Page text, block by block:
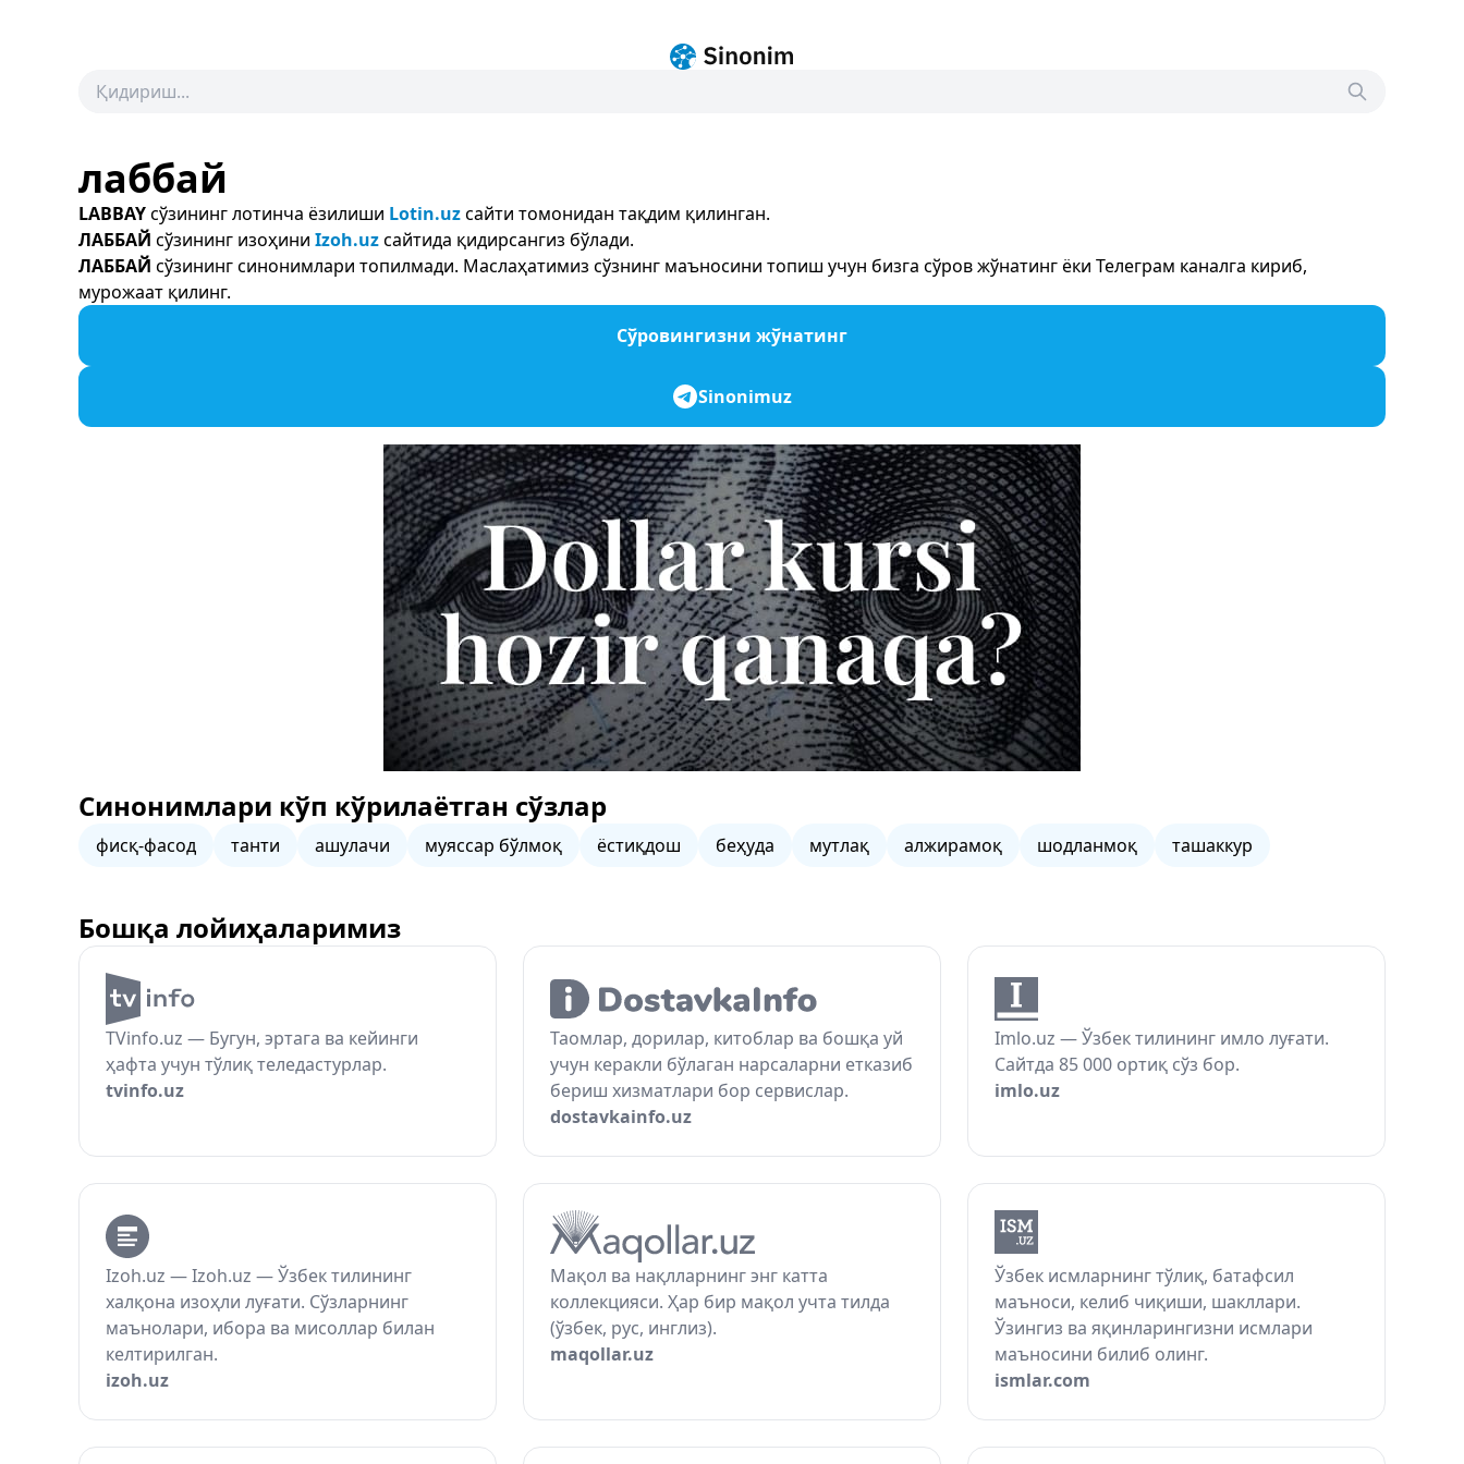
лаббай
LABBAYсўзининг лотинча ёзилиши Lotin.uzсайти томонидан тақдим қилинган.
ЛАББАЙ сўзининг изоҳини Izoh.uzсайтида қидирсангиз бўлади.
ЛАББАЙ сўзининг синонимлари топилмади. Маслаҳатимиз сўзнинг маъносини топиш учун бизга сўров жўнатинг ёки Телеграм каналга кириб,
мурожаат қилинг.
Сўровингизни жўнатинг
Sinonimuz
Синонимлари кўп кўрилаётган сўзлар
фисқ-фасод танти ашулачи муяссар бўлмоқ ёстиқдош беҳуда мутлақ алжирамоқ шодланмоқ ташаккур
Бошқа лойиҳаларимиз
TVinfo.uz — Бугун, эртага ва кейинги
ҳафта учун тўлиқ теледастурлар.
tvinfo.uz
Таомлар, дорилар, китоблар ва бошқа уй
учун керакли бўлаган нарсаларни етказиб
бериш хизматлари бор сервислар.
dostavkainfo.uz
Imlo.uz — Ўзбек тилининг имло луғати.
Сайтда 85 000 ортиқ сўз бор.
imlo.uz
Izoh.uz — Izoh.uz — Ўзбек тилининг
халқона изоҳли луғати. Сўзларнинг
маънолари, ибора ва мисоллар билан
келтирилган.
izoh.uz
Мақол ва нақлларнинг энг катта
коллекцияси. Ҳар бир мақол учта тилда
(ўзбек, рус, инглиз).
maqollar.uz
Ўзбек исмларнинг тўлиқ, батафсил
маъноси, келиб чиқиши, шакллари.
Ўзингиз ва яқинларингизни исмлари
маъносини билиб олинг.
ismlar.com